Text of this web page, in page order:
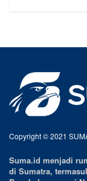
Copyright © 2021
Suma.id menjadi
di Sumatra,